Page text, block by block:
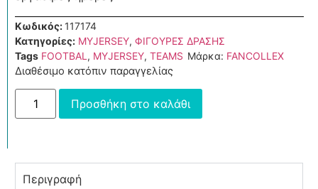
Κωδικός: 117174
Κατηγορίες: MYJERSEY, ΦΙΓΟΥΡΕΣ ΔΡΑΣΗΣ
Tags FOOTBAL , MYJERSEY, TEAMS Μάρκα: FANCOLLEX
Διαθέσιμο κατόπιν παραγγελίας
Προσθήκη στο καλάθι
Περιγραφή